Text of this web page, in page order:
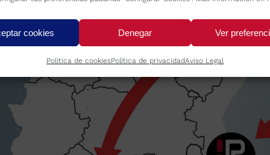
cookies Denegar Ver
Política de cookiesPolítica de privacidadAviso Legal